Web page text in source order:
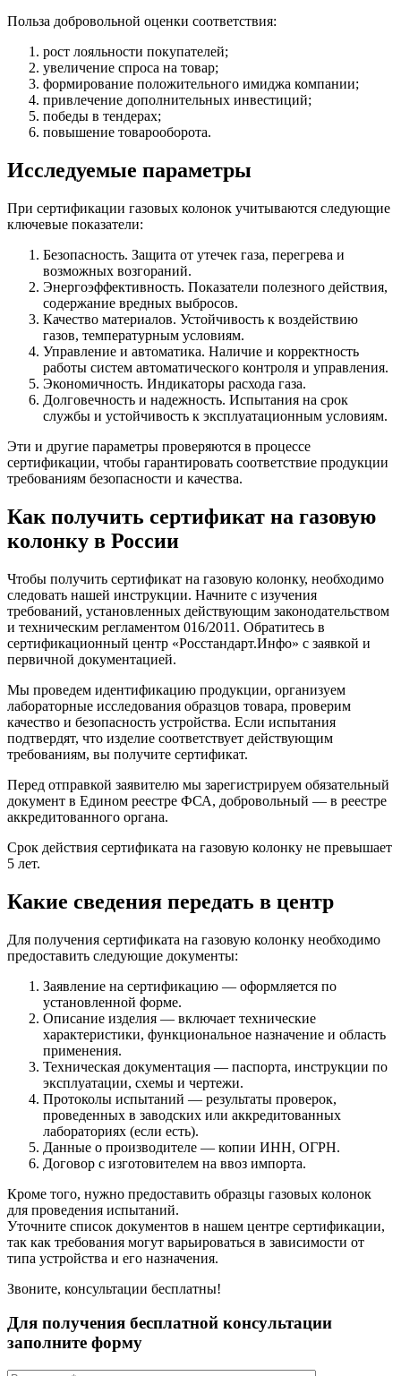
Польза добровольной оценки соответствия:
рост лояльности покупателей;
увеличение спроса на товар;
формирование положительного имиджа компании;
привлечение дополнительных инвестиций;
победы в тендерах;
повышение товарооборота.
Исследуемые параметры
При сертификации газовых колонок учитываются следующие
ключевые показатели:
Безопасность. Защита от утечек газа, перегрева и
возможных возгораний.
Энергоэффективность. Показатели полезного действия,
содержание вредных выбросов.
Качество материалов. Устойчивость к воздействию
газов, температурным условиям.
Управление и автоматика. Наличие и корректность
работы систем автоматического контроля и управления.
Экономичность. Индикаторы расхода газа.
Долговечность и надежность. Испытания на срок
службы и устойчивость к эксплуатационным условиям.
Эти и другие параметры проверяются в процессе
сертификации, чтобы гарантировать соответствие продукции
требованиям безопасности и качества.
Как получить сертификат на газовую
колонку в России
Чтобы получить сертификат на газовую колонку, необходимо
следовать нашей инструкции. Начните с изучения
требований, установленных действующим законодательством
и техническим регламентом 016/2011. Обратитесь в
сертификационный центр «Росстандарт.Инфо» с заявкой и
первичной документацией.
Мы проведем идентификацию продукции, организуем
лабораторные исследования образцов товара, проверим
качество и безопасность устройства. Если испытания
подтвердят, что изделие соответствует действующим
требованиям, вы получите сертификат.
Перед отправкой заявителю мы зарегистрируем обязательный
документ в Едином реестре ФСА, добровольный — в реестре
аккредитованного органа.
Срок действия сертификата на газовую колонку не превышает
5 лет.
Какие сведения передать в центр
Для получения сертификата на газовую колонку необходимо
предоставить следующие документы:
Заявление на сертификацию — оформляется по
установленной форме.
Описание изделия — включает технические
характеристики, функциональное назначение и область
применения.
Техническая документация — паспорта, инструкции по
эксплуатации, схемы и чертежи.
Протоколы испытаний — результаты проверок,
проведенных в заводских или аккредитованных
лабораториях (если есть).
Данные о производителе — копии ИНН, ОГРН.
Договор с изготовителем на ввоз импорта.
Кроме того, нужно предоставить образцы газовых колонок
для проведения испытаний.
Уточните список документов в нашем центре сертификации,
так как требования могут варьироваться в зависимости от
типа устройства и его назначения.
Звоните, консультации бесплатны!
Для получения бесплатной консультации
заполните форму